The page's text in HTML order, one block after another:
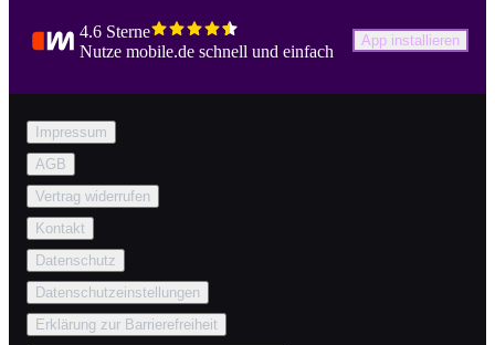
4.6 Sterne
Nutze mobile.de schnell und einfach
App installieren
Impressum
AGB
Vertrag widerrufen
Kontakt
Datenschutz
Datenschutzeinstellungen
Erklärung zur Barrierefreiheit